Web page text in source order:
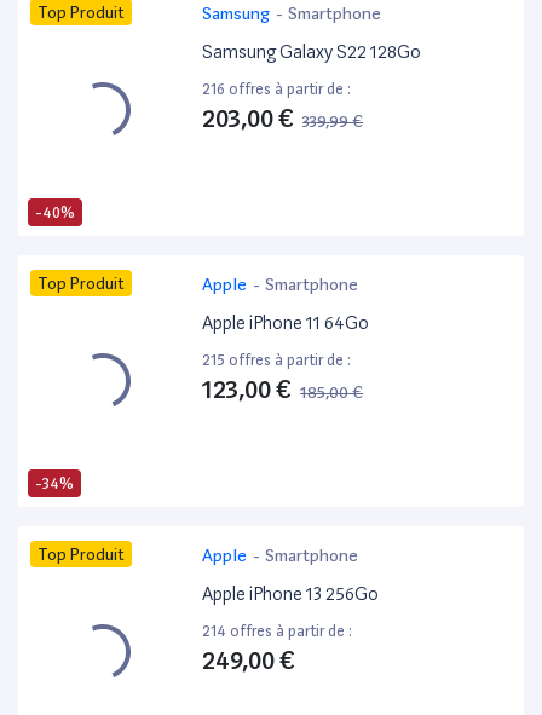
-40%
Top Produit Samsung - Smartphone
Samsung Galaxy S22 128Go
216 offres à partir de :
203,00 € 339,99 €
-34%
Top Produit Apple - Smartphone
Apple iPhone 11 64Go
215 offres à partir de :
123,00 € 185,00 €
Top Produit Apple - Smartphone
Apple iPhone 13 256Go
214 offres à partir de :
249,00 €